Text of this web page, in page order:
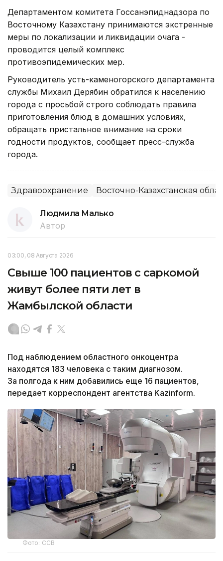
Департаментом комитета Госсанэпиднадзора по
Восточному Казахстану принимаются экстренные
меры по локализации и ликвидации очага -
проводится целый комплекс
противоэпидемических мер.
Руководитель усть-каменогорского департамента
службы Михаил Дерябин обратился к населению
города с просьбой строго соблюдать правила
приготовления блюд в домашних условиях,
обращать пристальное внимание на сроки
годности продуктов, сообщает пресс-служба
города.
Здравоохранение Восточно-Казахстанская
Людмила Малько
Автор
03:00, 08 Августа 2026
Свыше 100 пациентов с саркомой
живут более пяти лет в
Жамбылской области
Под наблюдением областного онкоцентра
находятся 183 человека с таким диагнозом.
За полгода к ним добавились еще 16 пациентов,
передает корреспондент агентства Kazinform.
Фото: ССВ